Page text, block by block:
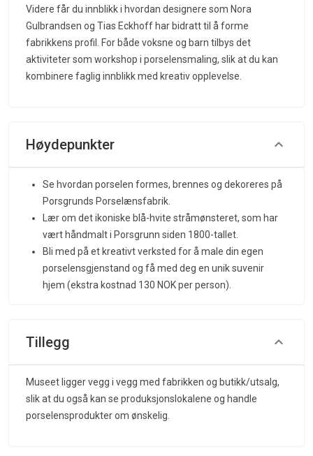
Videre får du innblikk i hvordan designere som Nora
Gulbrandsen og Tias Eckhoff har bidratt til å forme
fabrikkens profil. For både voksne og barn tilbys det
aktiviteter som workshop i porselensmaling, slik at du kan
kombinere faglig innblikk med kreativ opplevelse.
Høydepunkter
Se hvordan porselen formes, brennes og dekoreres på
Porsgrunds Porselænsfabrik.
Lær om det ikoniske blå-hvite stråmønsteret, som har
vært håndmalt i Porsgrunn siden 1800-tallet.
Bli med på et kreativt verksted for å male din egen
porselensgjenstand og få med deg en unik suvenir
hjem (ekstra kostnad 130 NOK per person).
Tillegg
Museet ligger vegg i vegg med fabrikken og butikk/utsalg,
slik at du også kan se produksjonslokalene og handle
porselensprodukter om ønskelig.